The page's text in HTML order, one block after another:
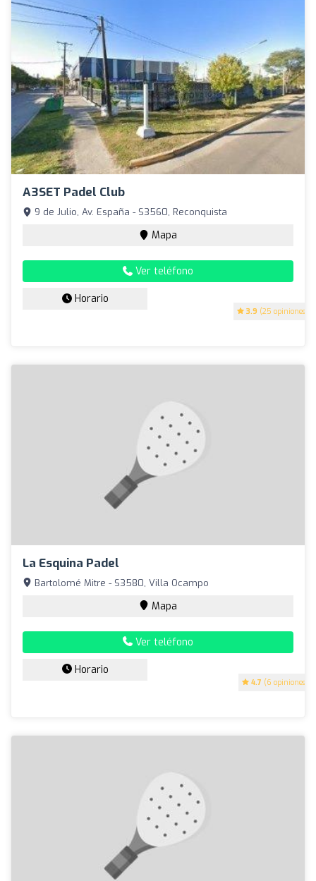
A3SET Padel Club
3.9 (25 opiniones)
9 de Julio, Av. España - S3560, Reconquista
Mapa
Ver teléfono
Horario
La Esquina Padel
4.7 (6 opiniones)
Bartolomé Mitre - S3580, Villa Ocampo
Mapa
Ver teléfono
Horario